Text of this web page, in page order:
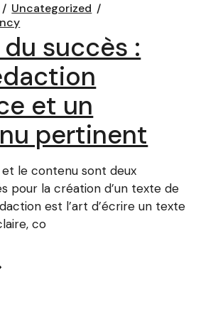
Uncategorized
succès :
et un
pertinent
le contenu sont deux
pour la création d’un texte de
est l’art d’écrire un texte
co